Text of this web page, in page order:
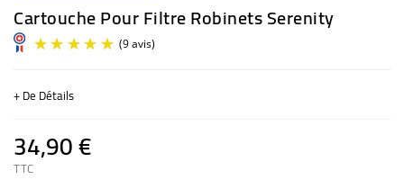
Cartouche Pour Filtre Robinets Serenity
+ De Détails
34,90 €
TTC